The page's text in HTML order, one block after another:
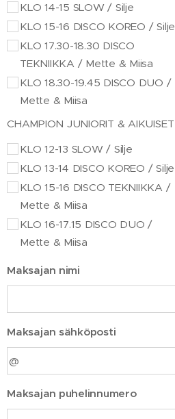
KLO 14-15 SLOW / Silje
KLO 15-16 DISCO KOREO / Silje
KLO 17.30-18.30 DISCO
TEKNIIKKA / Mette & Miisa
KLO 18.30-19.45 DISCO DUO /
Mette & Miisa
CHAMPION JUNIORIT & AIKUISET
KLO 12-13 SLOW / Silje
KLO 13-14 DISCO KOREO / Silje
KLO 15-16 DISCO TEKNIIKKA /
Mette & Miisa
KLO 16-17.15 DISCO DUO /
Mette & Miisa
Maksajan nimi
Maksajan sähköposti
Maksajan puhelinnumero